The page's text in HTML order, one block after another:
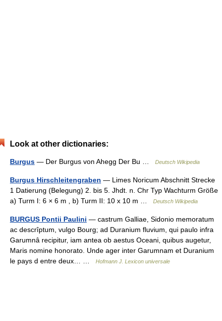
Look at other dictionaries:
Burgus — Der Burgus von Ahegg Der Bu … Deutsch Wikipedia
Burgus Hirschleitengraben — Limes Noricum Abschnitt Strecke
1 Datierung (Belegung) 2. bis 5. Jhdt. n. Chr Typ Wachturm Größe
a) Turm I: 6 × 6 m , b) Turm II: 10 x 10 m …
Deutsch Wikipedia
BURGUS Pontii Paulini — castrum Galliae, Sidonio memoratum
ac descrîptum, vulgo Bourg; ad Duranium fluvium, qui paulo infra
Garumnâ recipitur, iam antea ob aestus Oceani, quibus augetur,
Maris nomine honorato. Unde ager inter Garumnam et Duranium
le pays d entre deux… …
Hofmann J. Lexicon universale